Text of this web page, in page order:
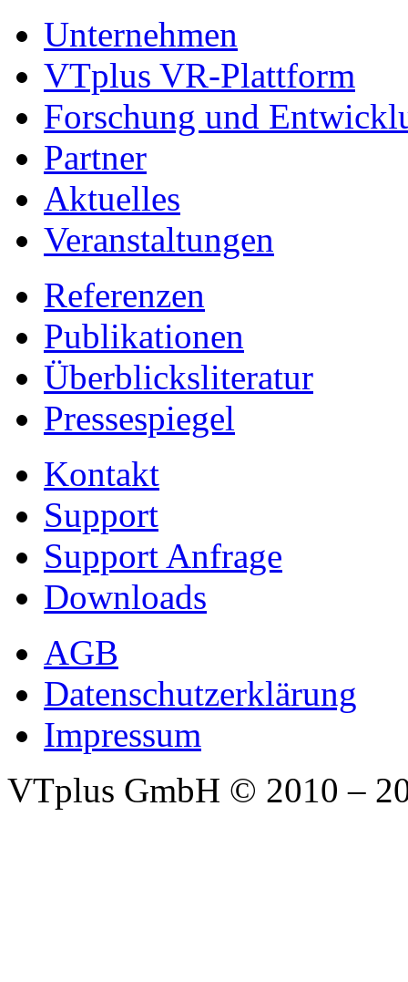
Unternehmen
VTplus VR-Plattform
Forschung und
Partner
Aktuelles
Veranstaltungen
Referenzen
Publikationen
Überblicksliteratur
Pressespiegel
Kontakt
Support
Support Anfrage
Downloads
AGB
Datenschutzerklärung
Impressum
VTplus GmbH © 2010 –